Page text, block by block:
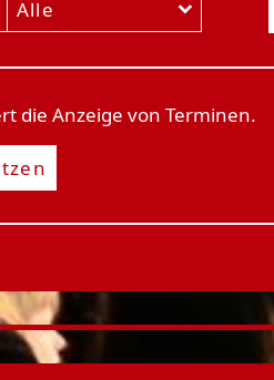
Alle
die Anzeige von Terminen.